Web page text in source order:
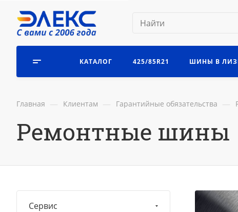
КАТАЛОГ 425/85R21 ШИНЫ В
Главная — Клиентам — Гарантийные обязательства —
Ремонтные шины
Сервис